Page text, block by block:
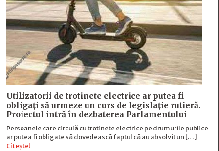
Utilizatorii de trotinete electrice ar putea fi
obligați să urmeze un curs de legislație rutieră.
Proiectul intră în dezbaterea Parlamentului
Persoanele care circulă cu trotinete electrice pe drumurile publice
ar putea fi obligate să dovedească faptul că au absolvit un […]
Citește!